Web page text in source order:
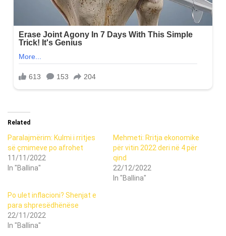
Related
Paralajmërim: Kulmi i rritjes
së çmimeve po afrohet
11/11/2022
In "Ballina"
Mehmeti: Rritja ekonomike
për vitin 2022 deri në 4 për
qind
22/12/2022
In "Ballina"
Po ulet inflacioni? Shenjat e
para shpresëdhënëse
22/11/2022
In "Ballina"